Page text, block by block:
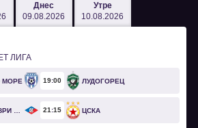
Днес
09.08.2026
Утре
10.08.2026
ЛИГА
МОРЕ 19 00 ЛУДОГОРЕЦ
21 15 ЦСКА